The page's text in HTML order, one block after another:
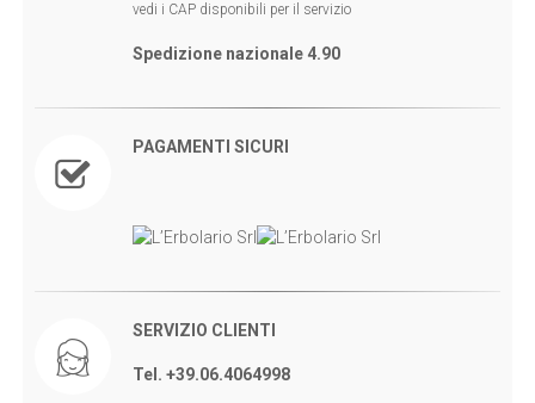
vedi i CAP disponibili per il servizio
Spedizione nazionale 4.90
PAGAMENTI SICURI
SERVIZIO CLIENTI
Tel. +39.06.4064998